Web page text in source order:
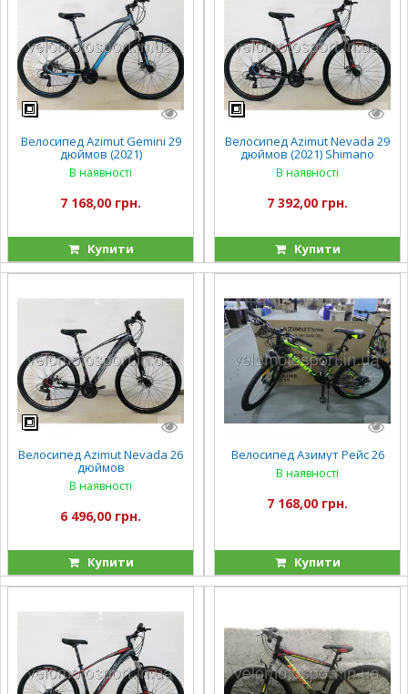
Велосипед Azimut Gemini 29
дюймов (2021)
В наявності
7 168,00 грн.
Купити
Велосипед Azimut Nevada 29
дюймов (2021) Shimano
В наявності
7 392,00 грн.
Купити
Велосипед Azimut Nevada 26
дюймов
В наявності
6 496,00 грн.
Купити
Велосипед Азимут Рейс 26
В наявності
7 168,00 грн.
Купити